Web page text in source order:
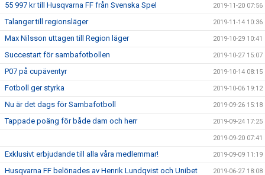
55 997 kr till Husqvarna FF från Svenska Spel 2019-11-20 07:56
Talanger till regionsläger 2019-11-14 10:36
Max Nilsson uttagen till Region läger 2019-10-29 10:41
Succestart för sambafotbollen 2019-10-27 15:07
P07 på cupäventyr 2019-10-14 08:15
Fotboll ger styrka 2019-10-06 19:12
Nu är det dags för Sambafotboll 2019-09-26 15:18
Tappade poäng för både dam och herr 2019-09-24 17:25
2019-09-20 07:41
Exklusivt erbjudande till alla våra medlemmar! 2019-09-09 11:19
Husqvarna FF belönades av Henrik Lundqvist och Unibet 2019-06-27 18:08